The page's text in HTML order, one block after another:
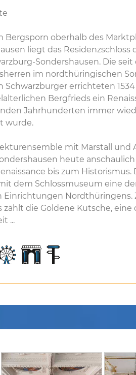
Bergsporn oberhalb des
liegt das Residenzschloss
Sondershausen. Die
im nordthüringischen
Schwarzburger errichteten
Bergfrieds ein
Jahrhunderten immer
wurde.
mit Marstall und
heute
bis zum Historismus.
dem Schlossmuseum eine
Einrichtungen Nordthüringens.
zählt die Goldene Kutsche, eine
...